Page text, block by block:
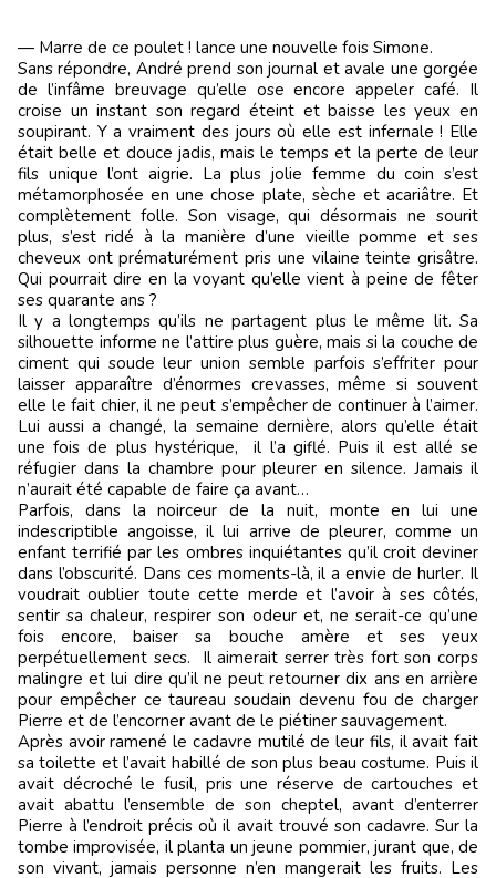
— Marre de ce poulet ! lance une nouvelle fois Simone.
Sans répondre, André prend son journal et avale une gorgée
de l’infâme breuvage qu’elle ose encore appeler café. Il
croise un instant son regard éteint et baisse les yeux en
soupirant. Y a vraiment des jours où elle est infernale ! Elle
était belle et douce jadis, mais le temps et la perte de leur
fils unique l’ont aigrie. La plus jolie femme du coin s’est
métamorphosée en une chose plate, sèche et acariâtre. Et
complètement folle. Son visage, qui désormais ne sourit
plus, s’est ridé à la manière d’une vieille pomme et ses
cheveux ont prématurément pris une vilaine teinte grisâtre.
Qui pourrait dire en la voyant qu’elle vient à peine de fêter
ses quarante ans ?
Il y a longtemps qu’ils ne partagent plus le même lit. Sa
silhouette informe ne l’attire plus guère, mais si la couche de
ciment qui soude leur union semble parfois s’effriter pour
laisser apparaître d’énormes crevasses, même si souvent
elle le fait chier, il ne peut s’empêcher de continuer à l’aimer.
Lui aussi a changé, la semaine dernière, alors qu’elle était
une fois de plus hystérique, il l’a giflé. Puis il est allé se
réfugier dans la chambre pour pleurer en silence. Jamais il
n’aurait été capable de faire ça avant…
Parfois, dans la noirceur de la nuit, monte en lui une
indescriptible angoisse, il lui arrive de pleurer, comme un
enfant terrifié par les ombres inquiétantes qu’il croit deviner
dans l’obscurité. Dans ces moments-là, il a envie de hurler. Il
voudrait oublier toute cette merde et l’avoir à ses côtés,
sentir sa chaleur, respirer son odeur et, ne serait-ce qu’une
fois encore, baiser sa bouche amère et ses yeux
perpétuellement secs. Il aimerait serrer très fort son corps
malingre et lui dire qu’il ne peut retourner dix ans en arrière
pour empêcher ce taureau soudain devenu fou de charger
Pierre et de l’encorner avant de le piétiner sauvagement.
Après avoir ramené le cadavre mutilé de leur fils, il avait fait
sa toilette et l’avait habillé de son plus beau costume. Puis il
avait décroché le fusil, pris une réserve de cartouches et
avait abattu l’ensemble de son cheptel, avant d’enterrer
Pierre à l’endroit précis où il avait trouvé son cadavre. Sur la
tombe improvisée, il planta un jeune pommier, jurant que, de
son vivant, jamais personne n’en mangerait les fruits. Les